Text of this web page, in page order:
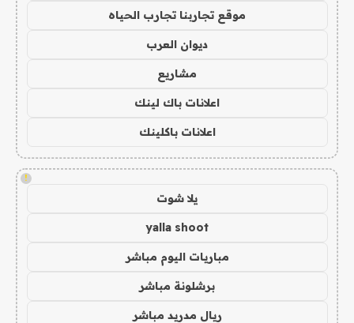
موقع تجاربنا تجارب الحياه
ديوان العرب
مشاريع
اعلانات باك لينك
اعلانات باكلينك
!
يلا شوت
yalla shoot
مباريات اليوم مباشر
برشلونة مباشر
ريال مدريد مباشر